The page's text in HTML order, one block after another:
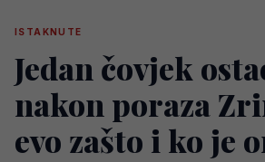
ISTAKNUTE
Jedan čovjek
nakon poraza
evo zašto i ko je